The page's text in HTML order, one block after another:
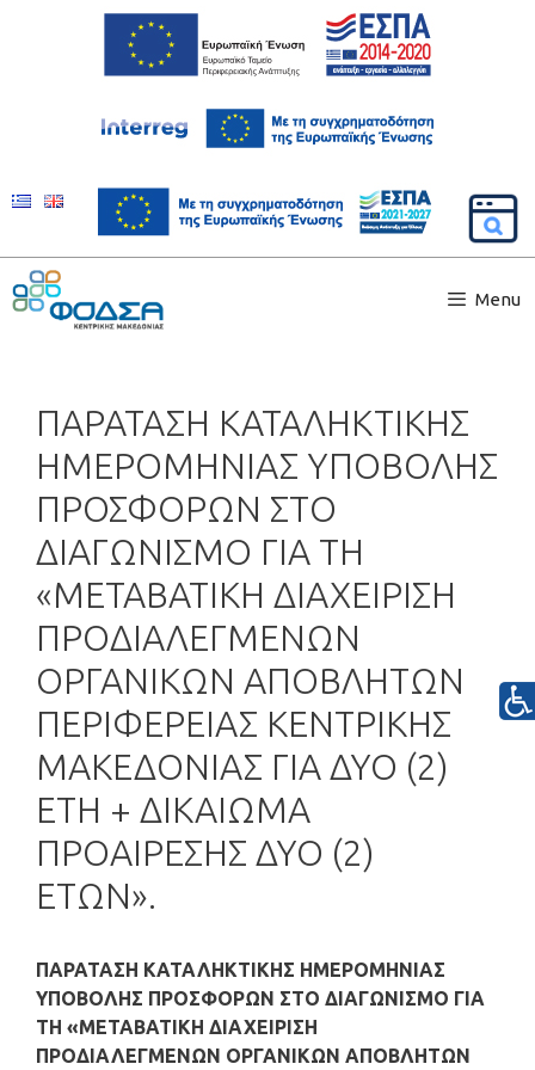
Menu
ΠΑΡΑΤΑΣΗ ΚΑΤΑΛΗΚΤΙΚΗΣ
ΗΜΕΡΟΜΗΝΙΑΣ ΥΠΟΒΟΛΗΣ
ΠΡΟΣΦΟΡΩΝ ΣΤΟ
ΔΙΑΓΩΝΙΣΜΟ ΓΙΑ ΤΗ
«ΜΕΤΑΒΑΤΙΚΗ ΔΙΑΧΕΙΡΙΣΗ
ΠΡΟΔΙΑΛΕΓΜΕΝΩΝ
ΟΡΓΑΝΙΚΩΝ ΑΠΟΒΛΗΤΩΝ
ΠΕΡΙΦΕΡΕΙΑΣ ΚΕΝΤΡΙΚΗΣ
ΜΑΚΕΔΟΝΙΑΣ ΓΙΑ ΔΥΟ (2)
ΕΤΗ + ΔΙΚΑΙΩΜΑ
ΠΡΟΑΙΡΕΣΗΣ ΔΥΟ (2)
ΕΤΩΝ».
ΠΑΡΑΤΑΣΗ ΚΑΤΑΛΗΚΤΙΚΗΣ ΗΜΕΡΟΜΗΝΙΑΣ
ΥΠΟΒΟΛΗΣ ΠΡΟΣΦΟΡΩΝ ΣΤΟ ΔΙΑΓΩΝΙΣΜΟ ΓΙΑ
ΤΗ «ΜΕΤΑΒΑΤΙΚΗ ΔΙΑΧΕΙΡΙΣΗ
ΠΡΟΔΙΑΛΕΓΜΕΝΩΝ ΟΡΓΑΝΙΚΩΝ ΑΠΟΒΛΗΤΩΝ